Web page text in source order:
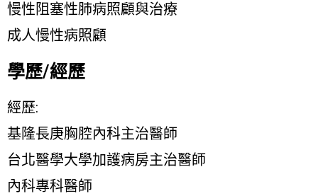
慢性阻塞性肺病照顧與治療
成人慢性病照顧
學歷/經歷
經歷:
基隆長庚胸腔內科主治醫師
台北醫學大學加護病房主治醫師
內科專科醫師